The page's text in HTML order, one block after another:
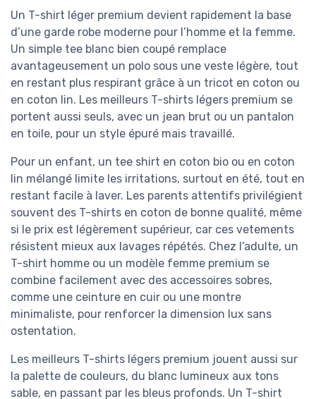
Un T-shirt léger premium devient rapidement la base
d’une garde robe moderne pour l’homme et la femme.
Un simple tee blanc bien coupé remplace
avantageusement un polo sous une veste légère, tout
en restant plus respirant grâce à un tricot en coton ou
en coton lin. Les meilleurs T-shirts légers premium se
portent aussi seuls, avec un jean brut ou un pantalon
en toile, pour un style épuré mais travaillé.
Pour un enfant, un tee shirt en coton bio ou en coton
lin mélangé limite les irritations, surtout en été, tout en
restant facile à laver. Les parents attentifs privilégient
souvent des T-shirts en coton de bonne qualité, même
si le prix est légèrement supérieur, car ces vetements
résistent mieux aux lavages répétés. Chez l’adulte, un
T-shirt homme ou un modèle femme premium se
combine facilement avec des accessoires sobres,
comme une ceinture en cuir ou une montre
minimaliste, pour renforcer la dimension lux sans
ostentation.
Les meilleurs T-shirts légers premium jouent aussi sur
la palette de couleurs, du blanc lumineux aux tons
sable, en passant par les bleus profonds. Un T-shirt